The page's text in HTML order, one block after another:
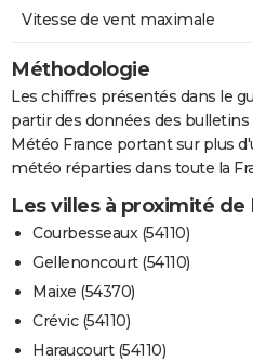
Vitesse de vent maximale
Méthodologie
Les chiffres présentés dans le
partir des données des
Météo France portant sur plus
météo réparties dans toute la
Les villes à proximité de
Courbesseaux (54110)
Gellenoncourt (54110)
Maixe (54370)
Crévic (54110)
Haraucourt (54110)